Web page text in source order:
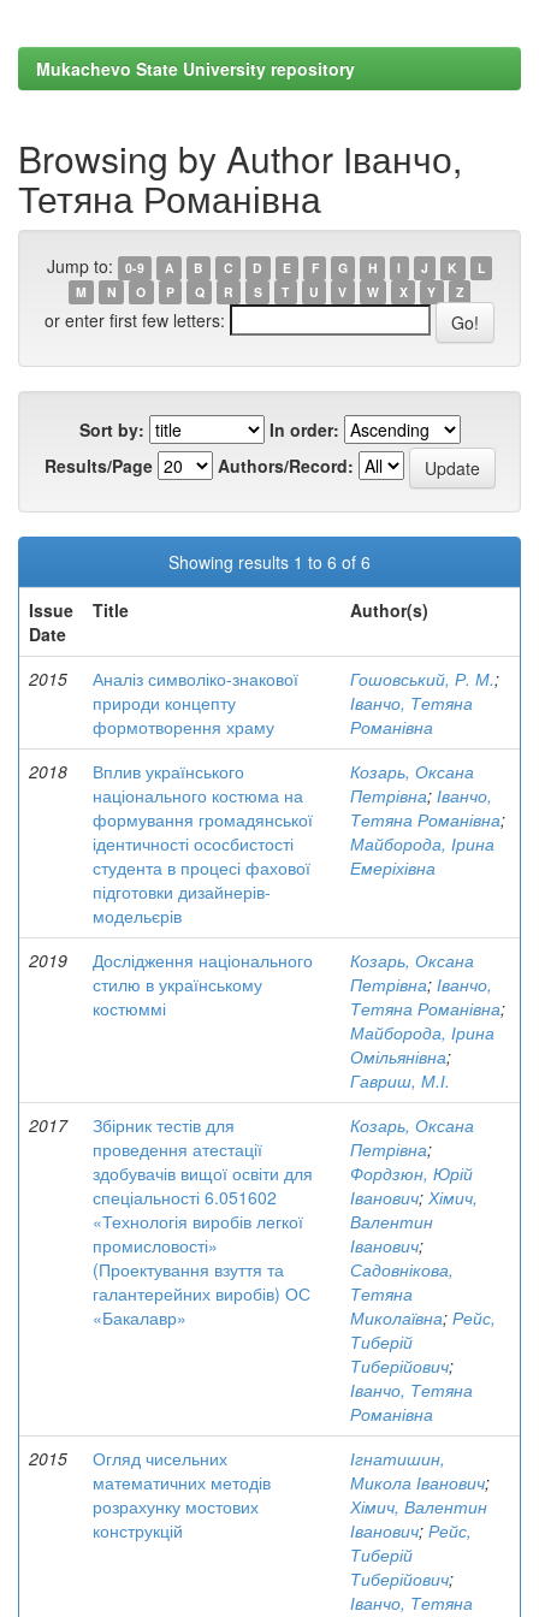
Mukachevo State University repository
Browsing by Author Іванчо,
Тетяна Романівна
Jump to: 0-9 A B C D E F G H I J K
L
M
N O P Q R S T U V W X Y Z
or enter first few letters:
Sort by:
In order:
Results/Page
Authors/Record:
Showing results 1 to 6 of 6
Issue
Date
Title Author(s)
2015
Аналіз символіко-знакової
природи концепту
формотворення храму
Гошовський, Р. М.;
Іванчо, Тетяна
Романівна
2018
Вплив українського
національного костюма на
формування громадянської
ідентичності ососбистості
студента в процесі фахової
підготовки дизайнерів-
модельєрів
Козарь, Оксана
Петрівна; Іванчо,
Тетяна Романівна;
Майборода, Ірина
Емеріхівна
2019
Дослідження національного
стилю в українському
костюммі
Козарь, Оксана
Петрівна; Іванчо,
Тетяна Романівна;
Майборода, Ірина
Омільянівна;
Гавриш, М.І.
2017
Збірник тестів для
проведення атестації
здобувачів вищої освіти для
спеціальності 6.051602
«Технологія виробів легкої
промисловості»
(Проектування взуття та
галантерейних виробів) ОС
«Бакалавр»
Козарь, Оксана
Петрівна;
Фордзюн, Юрій
Іванович; Хімич,
Валентин
Іванович;
Садовнікова,
Тетяна
Миколаївна; Рейс,
Тиберій
Тиберійович;
Іванчо, Тетяна
Романівна
2015
Огляд чисельних
математичних методів
розрахунку мостових
конструкцій
Ігнатишин,
Микола Іванович;
Хімич, Валентин
Іванович; Рейс,
Тиберій
Тиберійович;
Іванчо, Тетяна